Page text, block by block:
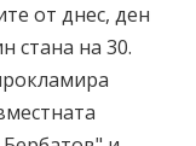
от днес, ден
стана на 30.